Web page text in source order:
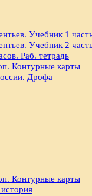
Учебник 1
Учебник 2
Раб. тетрадь
Контурные карты
Дрофа
Контурные карты